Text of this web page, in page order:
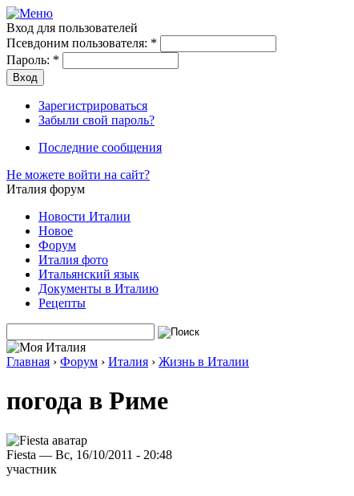
Вход для пользователей
Псевдоним пользователя: *
Пароль: *
Зарегистрироваться
Забыли свой пароль?
Последние сообщения
Не можете войти на сайт?
Италия форум
Новости Италии
Новое
Форум
Италия фото
Итальянский язык
Документы в Италию
Рецепты
Главная › Форум › Италия › Жизнь в Италии
погода в Риме
Fiesta — Вс, 16/10/2011 - 20:48
участник